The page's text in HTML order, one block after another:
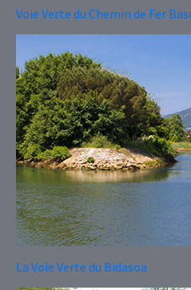
Voie Verte du Chemin de Fer
La Voie Verte du Bidasoa